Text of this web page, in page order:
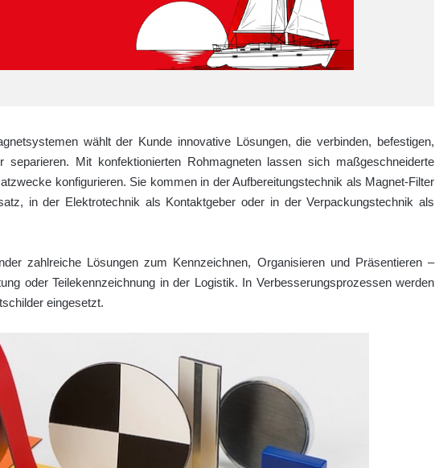
wählt der Kunde innovative Lösungen, die verbinden, befestigen,
separieren. Mit konfektionierten Rohmagneten lassen sich maßgeschneiderte
konfigurieren. Sie kommen in der Aufbereitungstechnik als Magnet-Filter
in der Elektrotechnik als Kontaktgeber oder in der Verpackungstechnik als
zahlreiche Lösungen zum Kennzeichnen, Organisieren und Präsentieren –
oder Teilekennzeichnung in der Logistik. In Verbesserungsprozessen werden
eingesetzt.